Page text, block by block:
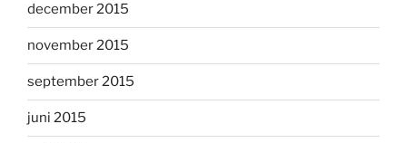
december 2015
november 2015
september 2015
juni 2015